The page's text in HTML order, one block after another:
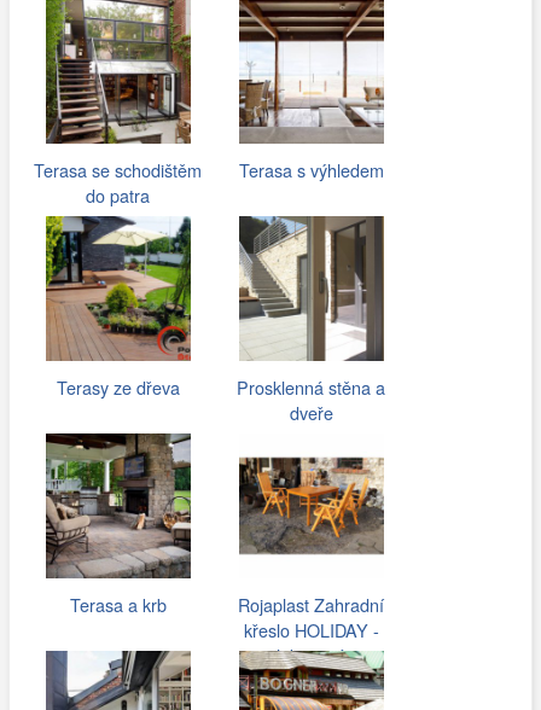
Terasa se schodištěm
do patra
Terasa s výhledem
Terasy ze dřeva
Prosklenná stěna a
dveře
Terasa a krb
Rojaplast Zahradní
křeslo HOLIDAY -
lakované